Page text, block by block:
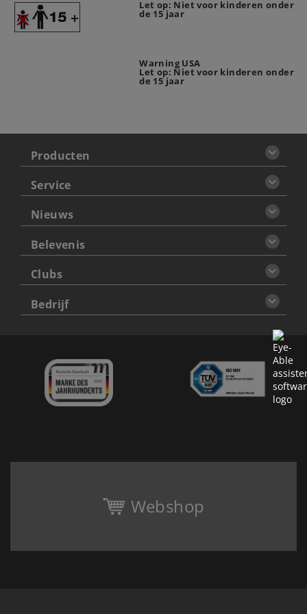
Let op: Niet voor kinderen onder
de 15 jaar
Warning USA
Let op: Niet voor kinderen onder
de 15 jaar
Producten
Service
Nieuws
Belevenis
Clubs
Bedrijf
Webshop